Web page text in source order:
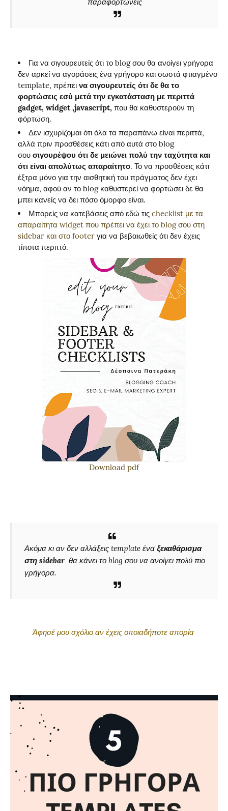
Για να σιγουρευτείς ότι το blog σου θα ανοίγει γρήγορα
δεν αρκεί να αγοράσεις ένα γρήγορο και σωστά φτιαγμένο
template, πρέπει να σιγουρευτείς ότι δε θα το
φορτώσεις εσύ μετά την εγκατάσταση με περιττά
gadget, widget ,javascript, που θα καθυστερούν τη
φόρτωση.
Δεν ισχυρίζομαι ότι όλα τα παραπάνω είναι περιττά,
αλλά πριν προσθέσεις κάτι από αυτά στο blog
σου σιγουρέψου ότι δε μειώνει πολύ την ταχύτητα και
ότι είναι απολύτως απαραίτητο. Το να προσθέσεις κάτι
έξτρα μόνο για την αισθητική του πράγματος δεν έχει
νόημα, αφού αν το blog καθυστερεί να φορτώσει δε θα
μπει κανείς να δει πόσο όμορφο είναι.
Μπορείς να κατεβάσεις από εδώ τις checklist με τα
απαραίτητα widget που πρέπει να έχει το blog σου στη
sidebar και στο footer για να βεβαιωθείς ότι δεν έχεις
τίποτα περιττό.
Download pdf
Ακόμα κι αν δεν αλλάξεις template ένα ξεκαθάρισμα
στη sidebar θα κάνει το blog σου να ανοίγει πολύ πιο
γρήγορα.
Άφησέ μου σχόλιο αν έχεις οποιαδήποτε απορία